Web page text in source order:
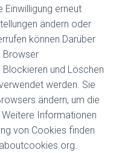
Einwilligung erneut
ändern oder
können.Darüber
Browser
und Löschen
werden. Sie
ändern, um die
Informationen
von Cookies finden